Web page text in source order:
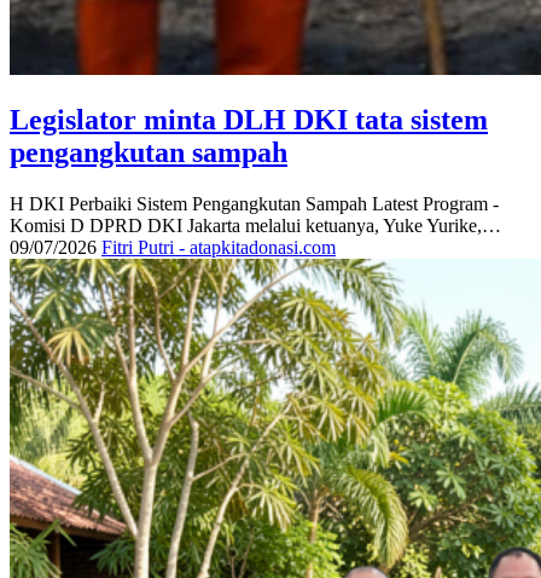
Legislator minta DLH DKI tata sistem
pengangkutan sampah
H DKI Perbaiki Sistem Pengangkutan Sampah Latest Program -
Komisi D DPRD DKI Jakarta melalui ketuanya, Yuke Yurike,…
09/07/2026 Fitri Putri - atapkitadonasi.com